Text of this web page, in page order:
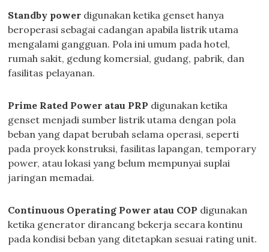
Standby power digunakan ketika genset hanya
beroperasi sebagai cadangan apabila listrik utama
mengalami gangguan. Pola ini umum pada hotel,
rumah sakit, gedung komersial, gudang, pabrik, dan
fasilitas pelayanan.
Prime Rated Power atau PRP digunakan ketika
genset menjadi sumber listrik utama dengan pola
beban yang dapat berubah selama operasi, seperti
pada proyek konstruksi, fasilitas lapangan, temporary
power, atau lokasi yang belum mempunyai suplai
jaringan memadai.
Continuous Operating Power atau COP digunakan
ketika generator dirancang bekerja secara kontinu
pada kondisi beban yang ditetapkan sesuai rating unit.